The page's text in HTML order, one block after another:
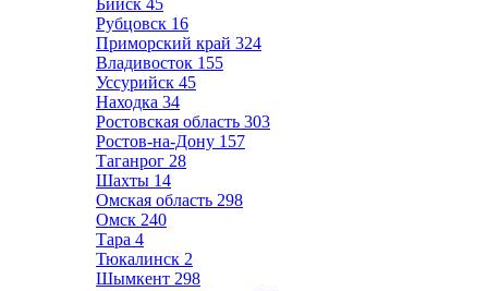
Бийск 45
Рубцовск 16
Приморский край 324
Владивосток 155
Уссурийск 45
Находка 34
Ростовская область 303
Ростов-на-Дону 157
Таганрог 28
Шахты 14
Омская область 298
Омск 240
Тара 4
Тюкалинск 2
Шымкент 298